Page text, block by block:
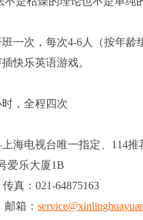
一次，每次4-6人（按年
快乐英语游戏。
，全程四次
海电视台唯一指定、114推
爱乐大厦1B
真：021-64875163
邮箱：